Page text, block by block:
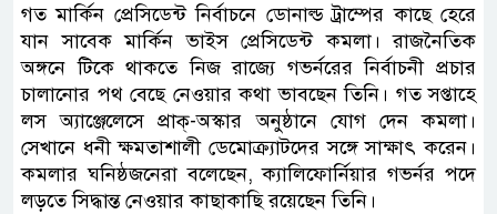
গত মার্কিন প্রেসিডেন্ট নির্বাচনে ডোনাল্ড ট্রাম্পের কাছে হেরে
যান সাবেক মার্কিন ভাইস প্রেসিডেন্ট কমলা। রাজনৈতিক
অঙ্গনে টিকে থাকতে নিজ রাজ্যে গভর্নরের নির্বাচনী প্রচার
চালানোর পথ বেছে নেওয়ার কথা ভাবছেন তিনি। গত সপ্তাহে
লস অ্যাঞ্জেলেসে প্রাক্‌-অস্কার অনুষ্ঠানে যোগ দেন কমলা।
সেখানে ধনী ক্ষমতাশালী ডেমোক্র্যাটদের সঙ্গে সাক্ষাৎ করেন।
কমলার ঘনিষ্ঠজনেরা বলেছেন, ক্যালিফোর্নিয়ার গভর্নর পদে
লড়তে সিদ্ধান্ত নেওয়ার কাছাকাছি রয়েছেন তিনি।